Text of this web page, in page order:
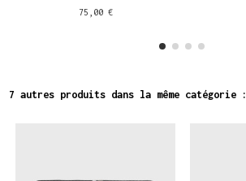
75,00 €
7 autres produits dans la même catégorie :